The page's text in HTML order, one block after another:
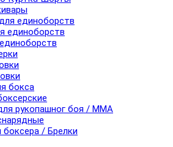
единоборств
единоборств
бокса
рукопашног боя / ММА
/ Брелки